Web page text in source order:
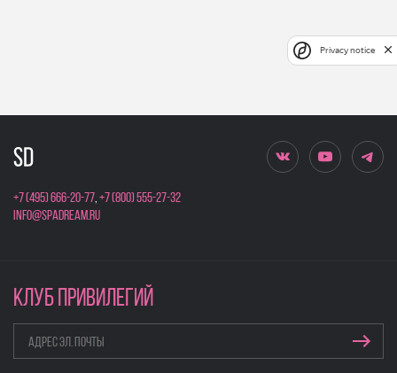
+7 (495) 666-20-77,+7 (800) 555-27-32
info@spadream.ru
КЛУБ ПРИВИЛЕГИЙ
Privacy notice